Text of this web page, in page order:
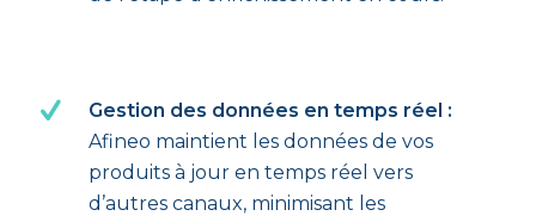
Gestion des données en temps réel :
Afineo maintient les données de vos
produits à jour en temps réel vers
d’autres canaux, minimisant les